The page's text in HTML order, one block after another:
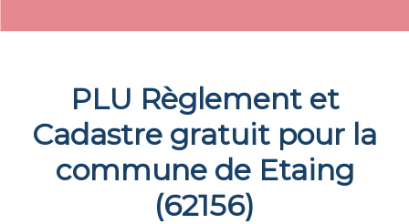
PLU Règlement et
Cadastre gratuit pour la
commune de Etaing
(62156)